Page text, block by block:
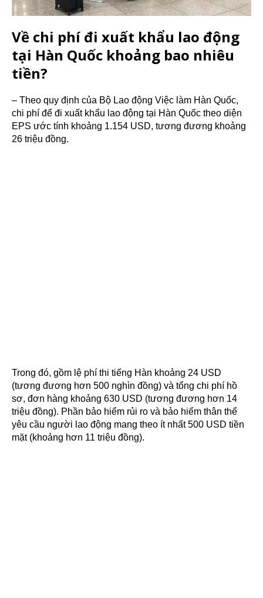
Về chi phí đi xuất khẩu lao động
tại Hàn Quốc khoảng bao nhiêu
tiền?
– Theo quy định của Bộ Lao động Việc làm Hàn Quốc,
chi phí để đi xuất khẩu lao động tại Hàn Quốc theo diện
EPS ước tính khoảng 1.154 USD, tương đương khoảng
26 triệu đồng.
Trong đó, gồm lệ phí thi tiếng Hàn khoảng 24 USD
(tương đương hơn 500 nghìn đồng) và tổng chi phí hồ
sơ, đơn hàng khoảng 630 USD (tương đương hơn 14
triệu đồng). Phần bảo hiểm rủi ro và bảo hiểm thân thể
yêu cầu người lao động mang theo ít nhất 500 USD tiền
mặt (khoảng hơn 11 triệu đồng).